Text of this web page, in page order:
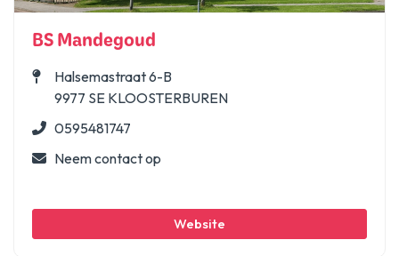
BS Mandegoud
Halsemastraat 6-B
9977 SE KLOOSTERBUREN
0595481747
Neem contact op
Website